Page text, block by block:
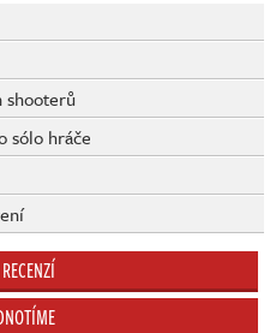
shooterů
sólo hráče